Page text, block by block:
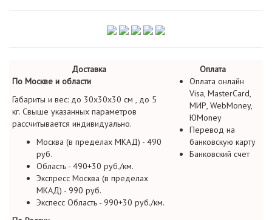
Доставка
Оплата
По Москве и области
Габариты и вес: до 30х30х30 см , до 5
кг. Свыше указанных параметров
рассчитывается индивидуально.
Москва (в пределах МКАД) - 490
руб.
Область - 490+30 руб./км.
Экспресс Москва (в пределах
МКАД) - 990 руб.
Экспесс Область - 990+30 руб./км.
Оплата онлайн
Visa, MasterCard,
МИР, WebMoney,
ЮMoney
Перевод на
банковскую карту
Банковский счет